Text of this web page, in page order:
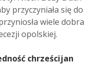
przyczyniała się do
wiele dobra
opolskiej.
chrześcijan